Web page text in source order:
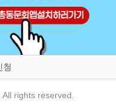
청
All rights reserved.